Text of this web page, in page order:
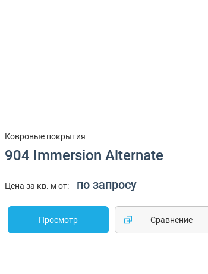
Ковровые покрытия
904 Immersion Alternate
Цена за кв. м от: по запросу
Просмотр Cравнение